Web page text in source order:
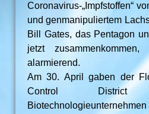
Coronavirus-„Impfstoffen“
und genmanipuliertem
Bill Gates, das Pentagon
jetzt
alarmierend.
Am 30. April gaben der
Control